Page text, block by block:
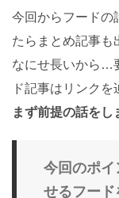
今回からフードの
たらまとめ記事も
なにせ長いから…
ド記事はリンク
まず前提の話をし
今回のポ
せるフード